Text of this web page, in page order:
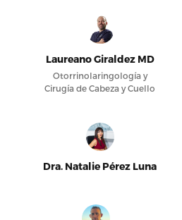
Laureano Giraldez MD
Otorrinolaringología y
Cirugía de Cabeza y Cuello
Dra. Natalie Pérez Luna